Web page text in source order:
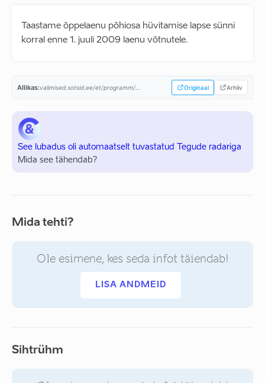
Taastame õppelaenu põhiosa hüvitamise lapse sünni
korral enne 1. juuli 2009 laenu võtnutele.
Allikas:valimised.sotsid.ee/et/programm/... Originaal Arhiiv
See lubadus oli automaatselt tuvastatud Tegude radariga
Mida see tähendab?
Mida tehti?
Ole esimene, kes seda infot täiendab!
LISA ANDMEID
Sihtrühm